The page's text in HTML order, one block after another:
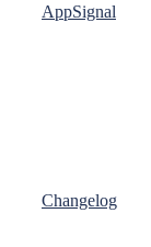
AppSignal
Changelog